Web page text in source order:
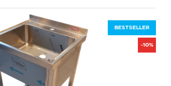
BESTSELLER
-10%